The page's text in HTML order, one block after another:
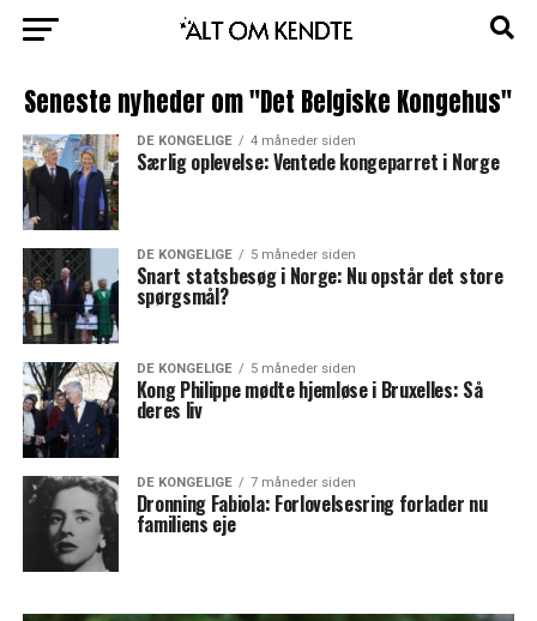
Seneste nyheder om "Det Belgiske Kongehus"
DE KONGELIGE 4 måneder siden
Særlig oplevelse: Ventede kongeparret i Norge
DE KONGELIGE 5 måneder siden
Snart statsbesøg i Norge: Nu opstår det store
spørgsmål?
DE KONGELIGE 5 måneder siden
Kong Philippe mødte hjemløse i Bruxelles: Så
deres liv
DE KONGELIGE 7 måneder siden
Dronning Fabiola: Forlovelsesring forlader nu
familiens eje